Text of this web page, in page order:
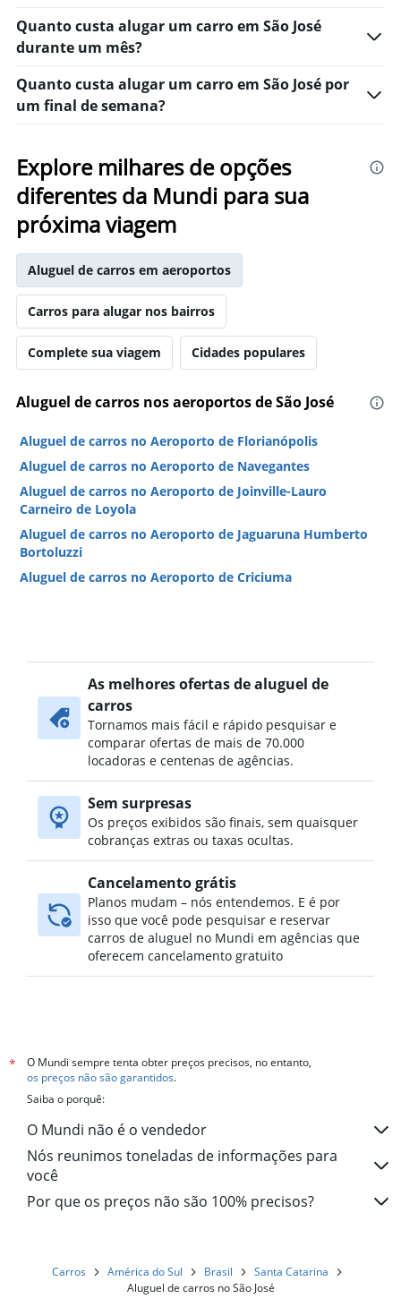
Quanto custa alugar um carro em São José
durante um mês?
Quanto custa alugar um carro em São José por
um final de semana?
Explore milhares de opções
diferentes da Mundi para sua
próxima viagem
Aluguel de carros em aeroportos
Carros para alugar nos bairros
Complete sua viagem Cidades populares
Aluguel de carros nos aeroportos de São José
Aluguel de carros no Aeroporto de Florianópolis
Aluguel de carros no Aeroporto de Navegantes
Aluguel de carros no Aeroporto de Joinville-Lauro
Carneiro de Loyola
Aluguel de carros no Aeroporto de Jaguaruna Humberto
Bortoluzzi
Aluguel de carros no Aeroporto de Criciuma
As melhores ofertas de aluguel de
carros
Tornamos mais fácil e rápido pesquisar e
comparar ofertas de mais de 70.000
locadoras e centenas de agências.
Sem surpresas
Os preços exibidos são finais, sem quaisquer
cobranças extras ou taxas ocultas.
Cancelamento grátis
Planos mudam – nós entendemos. E é por
isso que você pode pesquisar e reservar
carros de aluguel no Mundi em agências que
oferecem cancelamento gratuito
*
O Mundi sempre tenta obter preços precisos, no entanto,
os preços não são garantidos.
Saiba o porquê:
O Mundi não é o vendedor
Nós reunimos toneladas de informações para
você
Por que os preços não são 100% precisos?
Carros América do Sul Brasil
Santa Catarina
Aluguel de carros no São José